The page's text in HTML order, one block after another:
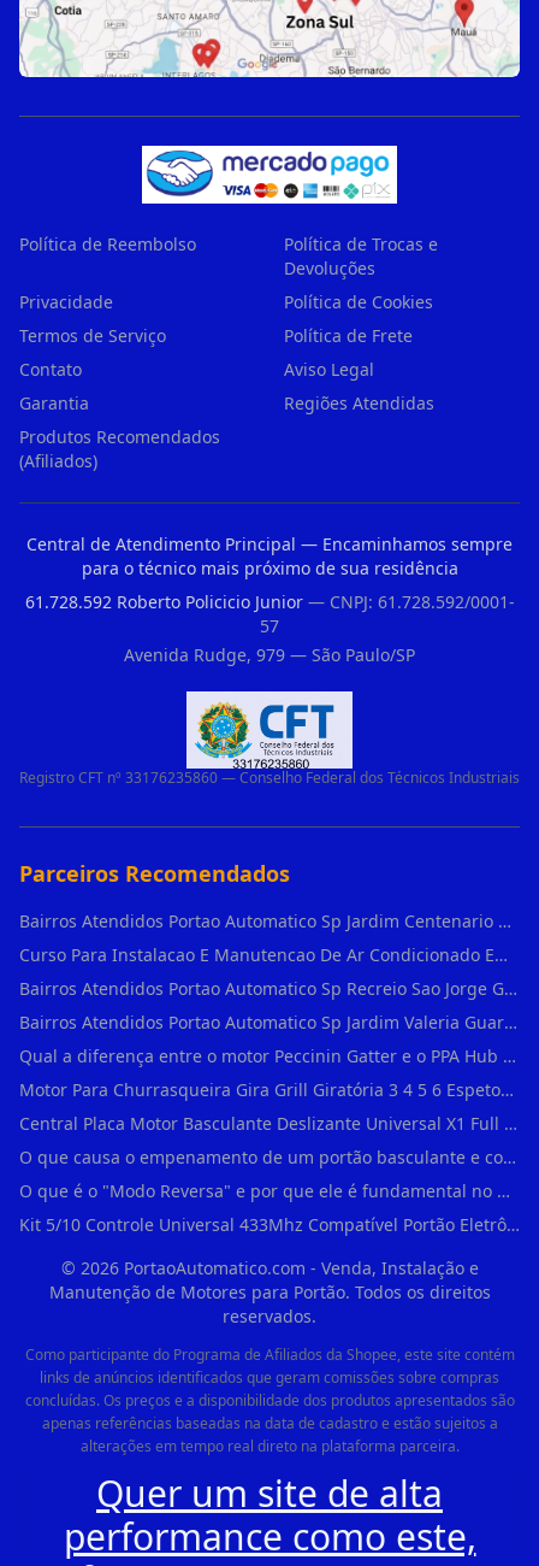
Política de Reembolso
Política de Trocas e
Devoluções
Privacidade
Política de Cookies
Termos de Serviço
Política de Frete
Contato
Aviso Legal
Garantia
Regiões Atendidas
Produtos Recomendados
(Afiliados)
Central de Atendimento Principal — Encaminhamos sempre
para o técnico mais próximo de sua residência
61.728.592 Roberto Policicio Junior— CNPJ: 61.728.592/0001-
57
Avenida Rudge, 979 — São Paulo/SP
Registro CFT nº 33176235860 — Conselho Federal dos Técnicos Industriais
Parceiros Recomendados
Bairros Atendidos Portao Automatico Sp Jardim Centenario Guarulhos Sp Motor Para Portao Automatico Eletronico
Curso Para Instalacao E Manutencao De Ar Condicionado Em Sao Paulo
Bairros Atendidos Portao Automatico Sp Recreio Sao Jorge Guarulhos Sp Motor Para Portao Automatico Eletronico
Bairros Atendidos Portao Automatico Sp Jardim Valeria Guarulhos Sp Motor Para Portao Automatico Eletronico
Qual a diferença entre o motor Peccinin Gatter e o PPA Hub em Vila Romana?
Motor Para Churrasqueira Gira Grill Giratória 3 4 5 6 Espetos Gme Maxtorque Bivo em Cidade Dutra
Central Placa Motor Basculante Deslizante Universal X1 Full Range 433mhz em Vila Prudente
O que causa o empenamento de um portão basculante e como evitar em Campo Belo?
O que é o "Modo Reversa" e por que ele é fundamental no dia a dia em Itapevi?
Kit 5/10 Controle Universal 433Mhz Compatível Portão Eletrônico Garagem Residenc em Pinheiros
© 2026PortaoAutomatico.com - Venda, Instalação e
Manutenção de Motores para Portão. Todos os direitos
reservados.
Como participante do Programa de Afiliados da Shopee, este site contém
links de anúncios identificados que geram comissões sobre compras
concluídas. Os preços e a disponibilidade dos produtos apresentados são
apenas referências baseadas na data de cadastro e estão sujeitos a
alterações em tempo real direto na plataforma parceira.
Quer um site de alta
performance como este,